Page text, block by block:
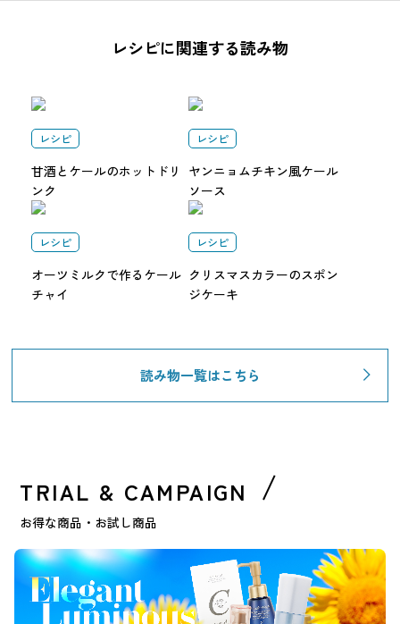
レシピに関連する読み物
レシピ
甘酒とケールのホットドリ
ンク
レシピ
ヤンニョムチキン風ケール
ソース
レシピ
オーツミルクで作るケール
チャイ
レシピ
クリスマスカラーのスポン
ジケーキ
読み物一覧はこちら
TRIAL & CAMPAIGN
お得な商品・お試し商品